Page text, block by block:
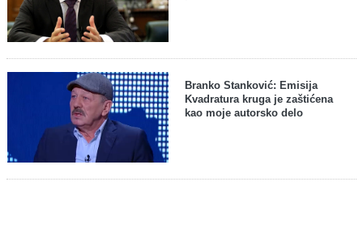
Branko Stanković: Emisija
Kvadratura kruga je zaštićena
kao moje autorsko delo